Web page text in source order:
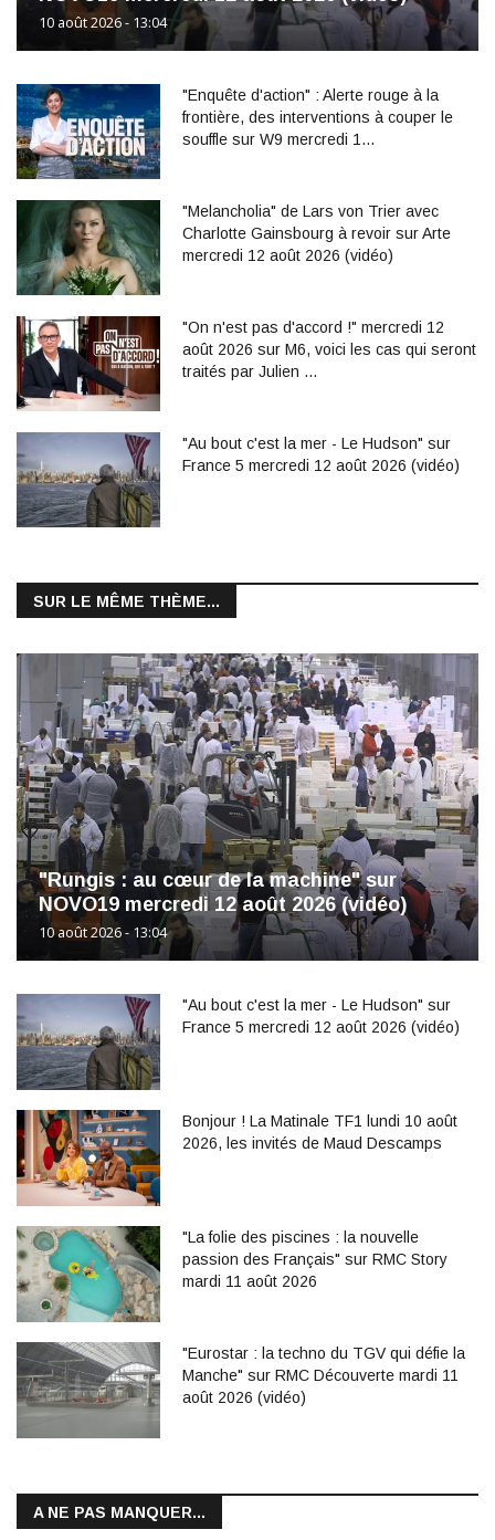
10 août 2026 - 13:04
"Enquête d'action" : Alerte rouge à la
frontière, des interventions à couper le
souffle sur W9 mercredi 1…
"Melancholia" de Lars von Trier avec
Charlotte Gainsbourg à revoir sur Arte
mercredi 12 août 2026 (vidéo)
"On n'est pas d'accord !" mercredi 12
août 2026 sur M6, voici les cas qui seront
traités par Julien …
"Au bout c'est la mer - Le Hudson" sur
France 5 mercredi 12 août 2026 (vidéo)
SUR LE MÊME THÈME...
"Rungis : au cœur de la machine" sur
NOVO19 mercredi 12 août 2026 (vidéo)
10 août 2026 - 13:04
"Au bout c'est la mer - Le Hudson" sur
France 5 mercredi 12 août 2026 (vidéo)
Bonjour ! La Matinale TF1 lundi 10 août
2026, les invités de Maud Descamps
"La folie des piscines : la nouvelle
passion des Français" sur RMC Story
mardi 11 août 2026
"Eurostar : la techno du TGV qui défie la
Manche" sur RMC Découverte mardi 11
août 2026 (vidéo)
A NE PAS MANQUER...